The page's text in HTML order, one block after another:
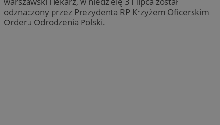
odznaczony przez Prezydenta RP Krzyżem Oficerskim
Orderu Odrodzenia Polski.